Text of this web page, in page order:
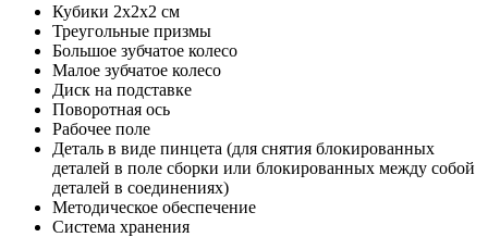
Кубики 2х2х2 см
Треугольные призмы
Большое зубчатое колесо
Малое зубчатое колесо
Диск на подставке
Поворотная ось
Рабочее поле
Деталь в виде пинцета (для снятия блокированных
деталей в поле сборки или блокированных между собой
деталей в соединениях)
Методическое обеспечение
Система хранения